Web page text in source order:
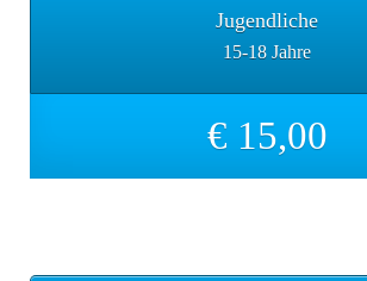
Jugendliche
15-18 Jahre
€ 15,00